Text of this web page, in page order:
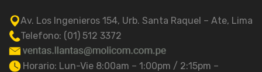
Av. Los Ingenieros 154, Urb. Santa Raquel – Ate, Lima
Telefono: (01) 512 3372
Horario: Lun-Vie 8:00am – 1:00pm / 2:15pm –